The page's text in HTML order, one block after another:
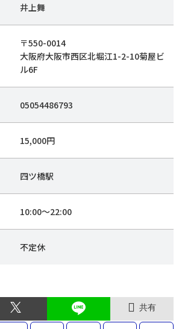
井上舞
〒550-0014
大阪府大阪市西区北堀江1-2-10菊屋ビ
ル6F
05054486793
15,000円
四ツ橋駅
10:00～22:00
不定休
共有